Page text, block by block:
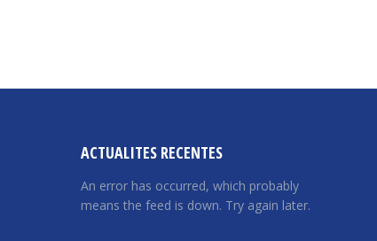
ACTUALITES RECENTES
An error has occurred, which probably
means the feed is down. Try again later.